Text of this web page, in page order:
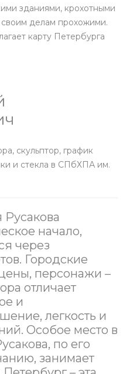
зданиями, крохотными
делам прохожими.
карту Петербурга
скульптор, график
и стекла в СПбХПА им.
Русакова
начало,
через
Городские
персонажи –
отличает
и
легкость и
Особое место в
по его
занимает